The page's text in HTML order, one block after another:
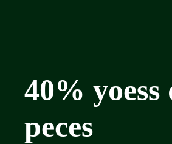
40% yoess
peces